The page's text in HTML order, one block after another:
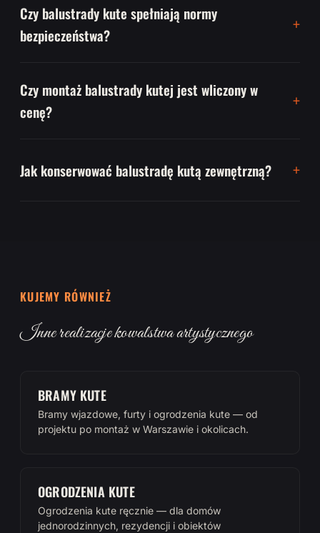
Czy balustrady kute spełniają normy
bezpieczeństwa?
Czy montaż balustrady kutej jest wliczony w
cenę?
Jak konserwować balustradę kutą zewnętrzną?
KUJEMY RÓWNIEŻ
Inne realizacje kowalstwa artystycznego
BRAMY KUTE
Bramy wjazdowe, furty i ogrodzenia kute — od
projektu po montaż w Warszawie i okolicach.
OGRODZENIA KUTE
Ogrodzenia kute ręcznie — dla domów
jednorodzinnych, rezydencji i obiektów